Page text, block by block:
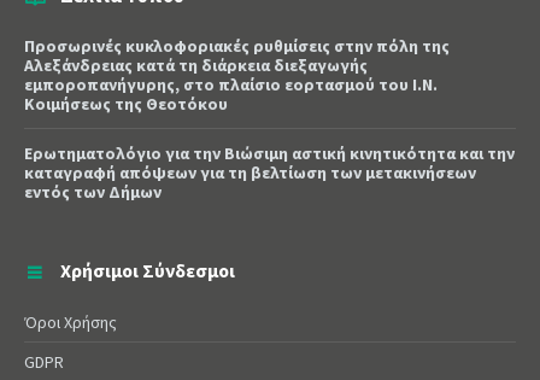
Προσωρινές κυκλοφοριακές ρυθμίσεις στην πόλη της
Αλεξάνδρειας κατά τη διάρκεια διεξαγωγής
εμποροπανήγυρης, στο πλαίσιο εορτασμού του Ι.Ν.
Κοιμήσεως της Θεοτόκου
Ερωτηματολόγιο για την Βιώσιμη αστική κινητικότητα και την
καταγραφή απόψεων για τη βελτίωση των μετακινήσεων
εντός των Δήμων
Χρήσιμοι Σύνδεσμοι
Όροι Χρήσης
GDPR